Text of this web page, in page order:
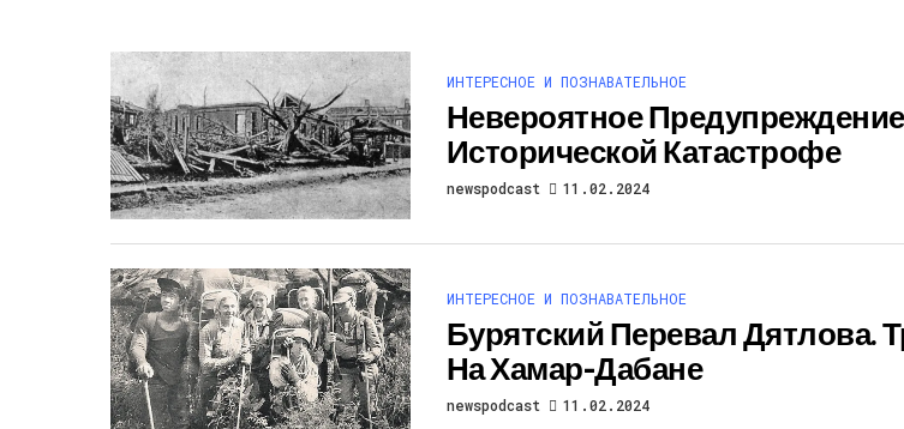
ИНТЕРЕСНОЕ И ПОЗНАВАТЕЛЬНОЕ
Невероятное
Исторической Катастрофе
newspodcast 11.02.2024
ИНТЕРЕСНОЕ И ПОЗНАВАТЕЛЬНОЕ
Бурятский Перевал Дятлова.
На Хамар-Дабане
newspodcast 11.02.2024